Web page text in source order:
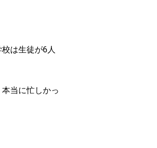
は生徒が6人
当に忙しかっ